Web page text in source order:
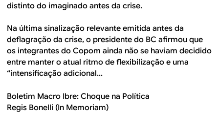
distinto do imaginado antes da crise.
Na última sinalização relevante emitida antes da
deflagração da crise, o presidente do BC afirmou que
os integrantes do Copom ainda não se haviam decidido
entre manter o atual ritmo de flexibilização e uma
“intensificação adicional...
Boletim Macro Ibre: Choque na Política
Regis Bonelli (In Memoriam)